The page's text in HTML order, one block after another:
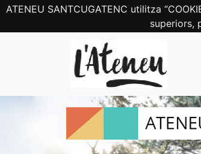
ATENEU SANTCUGATENC utilitza
superiors,